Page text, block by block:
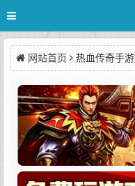
网站首页 热血传奇手游